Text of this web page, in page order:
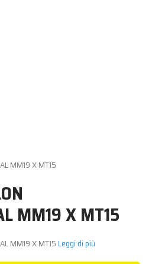
MM19 X MT15
MM19 X MT15
MM19 X MT15Leggi di più